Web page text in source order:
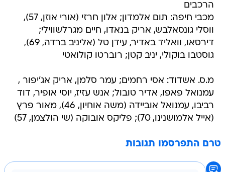
הרכבים
מכבי חיפה: תום אלמדון; אלון חרזי (אורי אוזן, 57),
ווסלי גונסאלבש, אריק בנאדו, חיים מגרלשווילי;
דירסאו, וואליד באדיר, עידן טל (אליניב ברדה, 69),
גוסטבו בוקולי, יניב קטן; רוברטו קולואטי
מ.ס. אשדוד: אסי רחמים; עמר סלמן, אריק אג'יפור ,
עמנואל פאפו, אדיר טובול; אנש עזיז, יוסי אופיר, דוד
רביבו, עמנואל אוביידה (משה אוחיון, 46), מאור פרץ
(אייל אלמושנינו, 70); פליקס אובוקה (שי הולצמן, 57)
טרם התפרסמו תגובות